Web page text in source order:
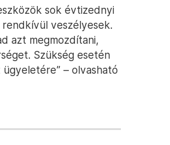
sok évtizednyi
veszélyesek.
azt megmozdítani,
Szükség esetén
– olvasható